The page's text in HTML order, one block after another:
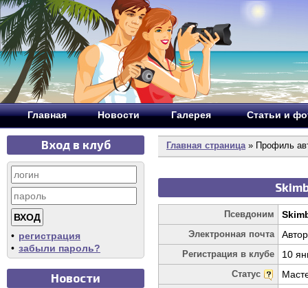
Главная Новости Галерея Статьи и
Вход в клуб
• регистрация
• забыли пароль?
Новости
Главная страница» Профиль
Псевдоним
Электронная почта
Регистрация в клубе 10
Статус